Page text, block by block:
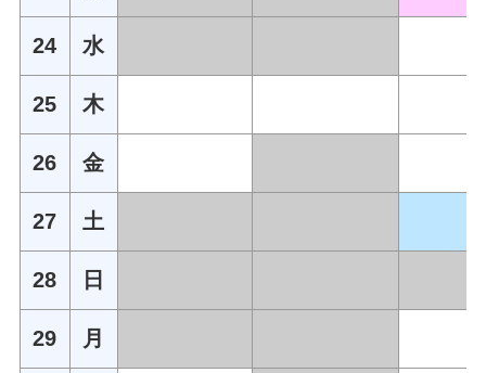
24 水
25 木
26 金
27 土
28 日
29 月